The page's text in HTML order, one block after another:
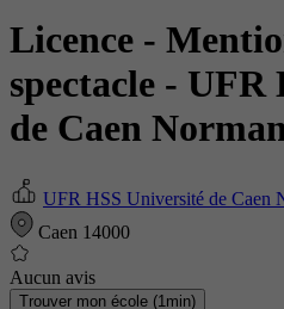
Licence -
spectacle - UFR
de Caen
UFR HSS Université de Caen
Caen 14000
Aucun avis
Trouver mon école (1min)